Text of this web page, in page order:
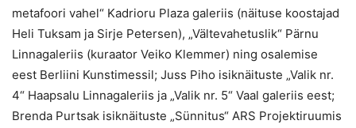
metafoori vahel“ Kadrioru Plaza galeriis (näituse koostajad
Heli Tuksam ja Sirje Petersen), „Vältevahetuslik“ Pärnu
Linnagaleriis (kuraator Veiko Klemmer) ning osalemise
eest Berliini Kunstimessil; Juss Piho isiknäituste „Valik nr.
4“ Haapsalu Linnagaleriis ja „Valik nr. 5“ Vaal galeriis eest;
Brenda Purtsak isiknäituste „Sünnitus“ ARS Projektiruumis